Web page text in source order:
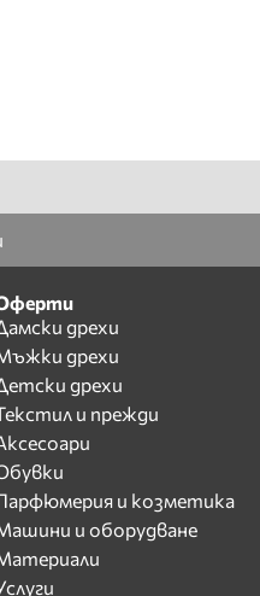
дрехи
дрехи
дрехи
и прежди
и козметика
и оборудване